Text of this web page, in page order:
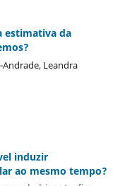
estimativa da
Leandra
induzir
ao mesmo tempo?